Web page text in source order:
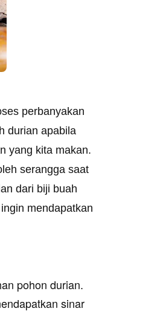
perbanyakan
durian apabila
yang kita makan.
serangga saat
dari biji buah
mendapatkan
pohon durian.
sinar